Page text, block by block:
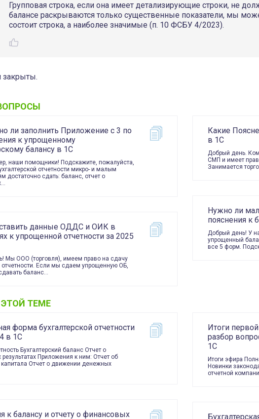
Групповая строка, если она имеет детализирующие строки, не
балансе раскрываются только существенные показатели, мы
состоит строка, а наиболее значимые (п. 10 ФСБУ 4/2023).
закрыты.
ли заполнить Приложение с 3 по
к упрощенному
балансу в 1С
наши помощники! Подскажите, пожалуйста,
отчетности микро- и малым
достаточно сдать: баланс, отчет о
данные ОДДС и ОИК в
к упрощенной отчетности за 2025
Мы ООО (торговля), имеем право на сдачу
Если мы сдаем упрощенную ОБ,
баланс…
Какие
в 1С
Добрый день.
СМП и имеет
Занимается
Нужно ли
пояснения к
Добрый день! У
упрощенный
все 5 форм.
ТЕМЕ
форма бухгалтерской отчетности
в 1С
Бухгалтерский баланс Отчет о
Приложения к ним: Отчет об
Отчет о движении денежных
к балансу и отчету о финансовых
Итоги
разбор
1С
Итоги эфира
Новинки
отчетной